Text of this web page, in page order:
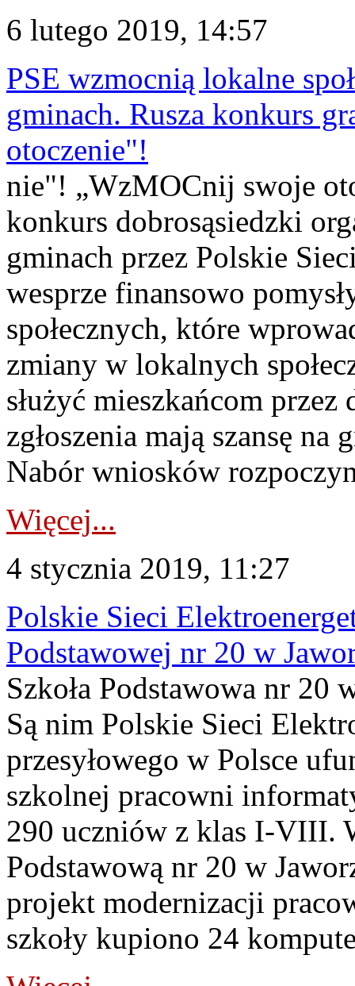
6 lutego 2019, 14:57
PSE wzmocnią lokalne
gminach. Rusza konkurs
otoczenie"!
nie"! „WzMOCnij swoje
konkurs dobrosąsiedzki
gminach przez Polskie
wesprze finansowo
społecznych, które
zmiany w lokalnych
służyć mieszkańcom przez
zgłoszenia mają szansę
Nabór wniosków
Więcej...
4 stycznia 2019, 11:27
Polskie Sieci
Podstawowej nr 20 w
Szkoła Podstawowa nr 20
Są nim Polskie Sieci
przesyłowego w Polsce
szkolnej pracowni
290 uczniów z klas I-VIII.
Podstawową nr 20 w
projekt modernizacji
szkoły kupiono 24